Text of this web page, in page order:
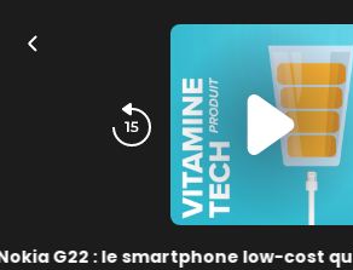
G22 : le smartphone low-cost